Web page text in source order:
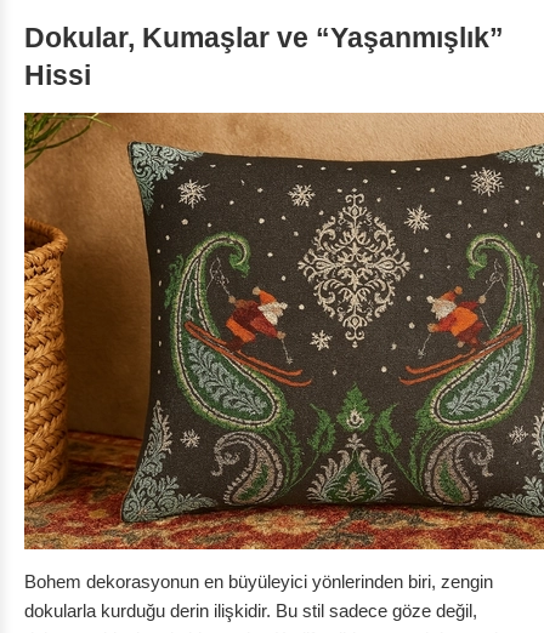
Dokular, Kumaşlar ve “Yaşanmışlık”
Hissi
Bohem dekorasyonun en büyüleyici yönlerinden biri, zengin
dokularla kurduğu derin ilişkidir. Bu stil sadece göze değil,